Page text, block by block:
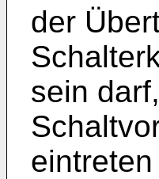
der
sein